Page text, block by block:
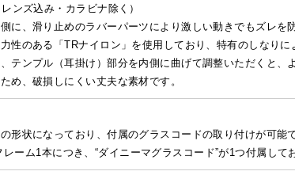
ンズ込み・カラビナ除く）
に、滑り止めのラバーパーツにより激しい動きでもズレを
性のある「TRナイロン」を使用しており、特有のしなりに
テンプル（耳掛け）部分を内側に曲げて調整いただくと、
め、破損しにくい丈夫な素材です。
形状になっており、付属のグラスコードの取り付けが可能で
ーム1本につき、“ダイニーマグラスコード”が1つ付属して